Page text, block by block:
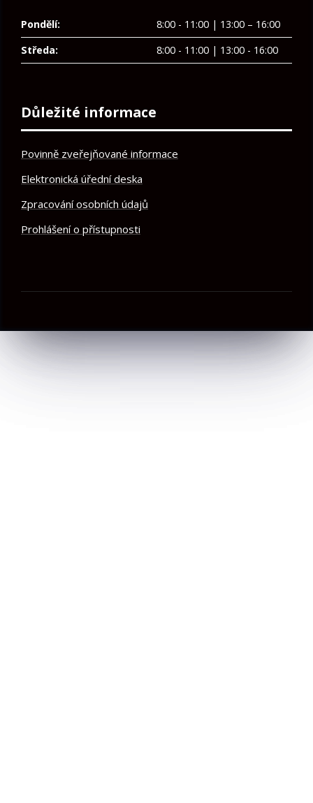
Pondělí:
8:00 - 11:00 | 13:00 – 16:00
Středa:
8:00 - 11:00 | 13:00 - 16:00
Důležité informace
Povinně zveřejňované informace
Elektronická úřední deska
Zpracování osobních údajů
Prohlášení o přístupnosti